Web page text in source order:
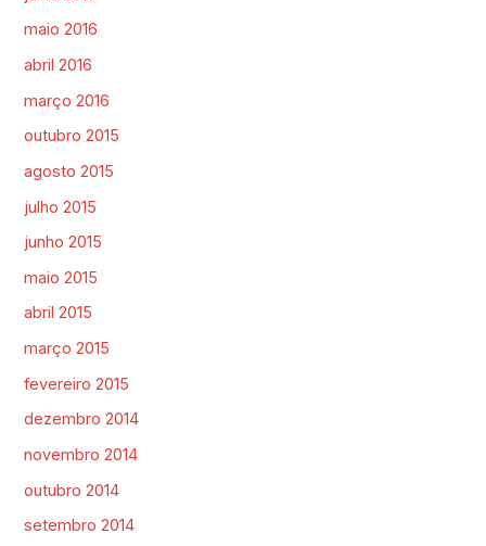
maio 2016
abril 2016
março 2016
outubro 2015
agosto 2015
julho 2015
junho 2015
maio 2015
abril 2015
março 2015
fevereiro 2015
dezembro 2014
novembro 2014
outubro 2014
setembro 2014